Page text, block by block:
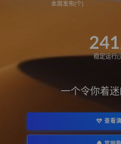
本周发布(个)
稳定运行(
一个令你着迷
查看